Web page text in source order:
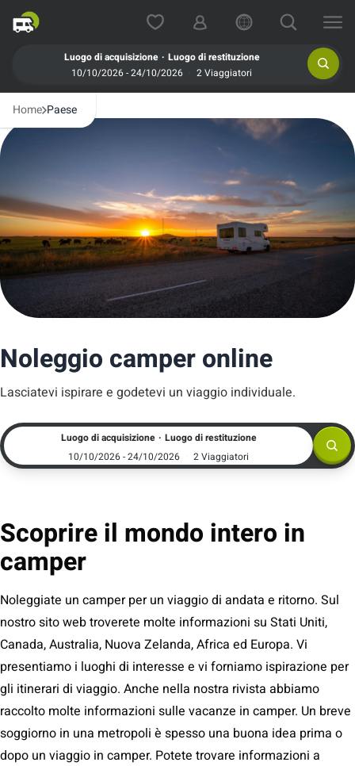
Luogo di acquisizione . Luogo di restituzione
10/10/2026 - 24/10/2026
2 Viaggiatori
Home Paese
Noleggio camper online
Lasciatevi ispirare e godetevi un viaggio individuale.
Luogo di acquisizione . Luogo di restituzione
10/10/2026 - 24/10/2026
2 Viaggiatori
Scoprire il mondo intero in
camper
Noleggiate un camper per un viaggio di andata e ritorno. Sul
nostro sito web troverete molte informazioni su Stati Uniti,
Canada, Australia, Nuova Zelanda, Africa ed Europa. Vi
presentiamo i luoghi di interesse e vi forniamo ispirazione per
gli itinerari di viaggio. Anche nella nostra rivista abbiamo
raccolto molte informazioni sulle vacanze in camper. Un breve
soggiorno in una metropoli è spesso una buona idea prima o
dopo un viaggio in camper. Potete trovare informazioni a